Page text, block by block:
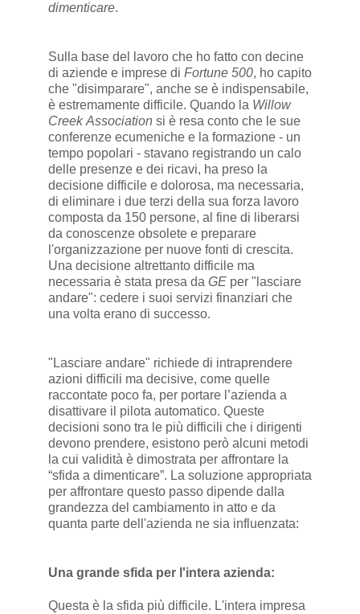
dimenticare.
Sulla base del lavoro che ho fatto con decine
di aziende e imprese di Fortune 500, ho capito
che "disimparare", anche se è indispensabile,
è estremamente difficile. Quando la Willow
Creek Associationsi è resa conto che le sue
conferenze ecumeniche e la formazione - un
tempo popolari - stavano registrando un calo
delle presenze e dei ricavi, ha preso la
decisione difficile e dolorosa, ma necessaria,
di eliminare i due terzi della sua forza lavoro
composta da 150 persone, al fine di liberarsi
da conoscenze obsolete e preparare
l'organizzazione per nuove fonti di crescita.
Una decisione altrettanto difficile ma
necessaria è stata presa da GEper "lasciare
andare": cedere i suoi servizi finanziari che
una volta erano di successo.
"Lasciare andare" richiede di intraprendere
azioni difficili ma decisive, come quelle
raccontate poco fa, per portare l’azienda a
disattivare il pilota automatico. Queste
decisioni sono tra le più difficili che i dirigenti
devono prendere, esistono però alcuni metodi
la cui validità è dimostrata per affrontare la
“sfida a dimenticare”. La soluzione appropriata
per affrontare questo passo dipende dalla
grandezza del cambiamento in atto e da
quanta parte dell'azienda ne sia influenzata:
Una grande sfida per l'intera azienda:
Questa è la sfida più difficile. L'intera impresa